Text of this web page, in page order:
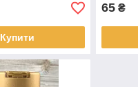
Купити
65 ₴